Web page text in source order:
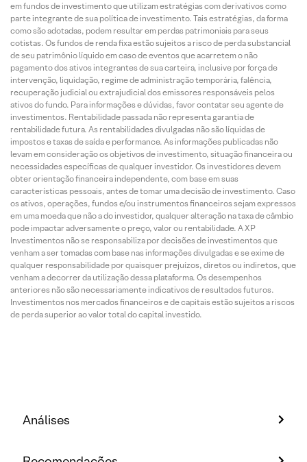
em fundos de investimento que utilizam estratégias com derivativos como
parte integrante de sua política de investimento. Tais estratégias, da forma
como são adotadas, podem resultar em perdas patrimoniais para seus
cotistas. Os fundos de renda fixa estão sujeitos a risco de perda substancial
de seu patrimônio líquido em caso de eventos que acarretem o não
pagamento dos ativos integrantes de sua carteira, inclusive por força de
intervenção, liquidação, regime de administração temporária, falência,
recuperação judicial ou extrajudicial dos emissores responsáveis pelos
ativos do fundo. Para informações e dúvidas, favor contatar seu agente de
investimentos. Rentabilidade passada não representa garantia de
rentabilidade futura. As rentabilidades divulgadas não são líquidas de
impostos e taxas de saída e performance. As informações publicadas não
levam em consideração os objetivos de investimento, situação financeira ou
necessidades específicas de qualquer investidor. Os investidores devem
obter orientação financeira independente, com base em suas
características pessoais, antes de tomar uma decisão de investimento. Caso
os ativos, operações, fundos e/ou instrumentos financeiros sejam expressos
em uma moeda que não a do investidor, qualquer alteração na taxa de câmbio
pode impactar adversamente o preço, valor ou rentabilidade. A XP
Investimentos não se responsabiliza por decisões de investimentos que
venham a ser tomadas com base nas informações divulgadas e se exime de
qualquer responsabilidade por quaisquer prejuízos, diretos ou indiretos, que
venham a decorrer da utilização dessa plataforma. Os desempenhos
anteriores não são necessariamente indicativos de resultados futuros.
Investimentos nos mercados financeiros e de capitais estão sujeitos a riscos
de perda superior ao valor total do capital investido.
Análises